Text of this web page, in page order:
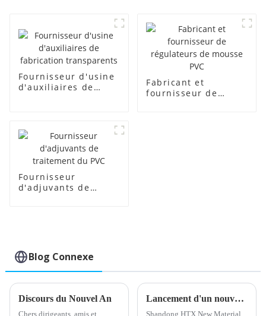
Fournisseur d'usine
d'auxiliaires de
Fabricant et
fournisseur de
Fournisseur
d'adjuvants de
Blog Connexe
Discours du Nouvel An
Chers dirigeants, amis et
Lancement d'un nouveau stabilisant calcium-zinc pour une meilleure performance du produit
Shandong HTX New Material